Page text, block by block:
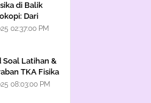
di Balik
Dari
Listrik
02:37:00 PM
Soal Latihan &
TKA Fisika
08:03:00 PM